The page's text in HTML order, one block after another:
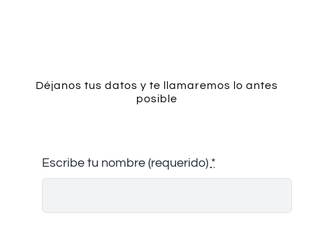
Déjanos tus datos y te llamaremos lo antes
posible
Escribe tu nombre (requerido) *